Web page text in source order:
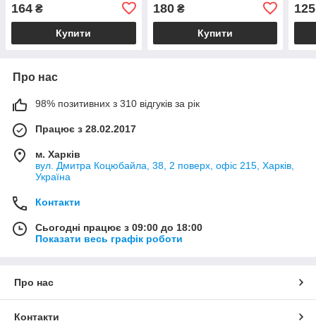
164 ₴
Купити
180₴
Купити
125
Про нас
98% позитивних з 310 відгуків за рік
Працює з 28.02.2017
м. Харків
вул. Дмитра Коцюбайла, 38, 2 поверх, офіс 215, Харків,
Україна
Контакти
Сьогодні працює з 09:00 до 18:00
Показати весь графік роботи
Про нас
Контакти